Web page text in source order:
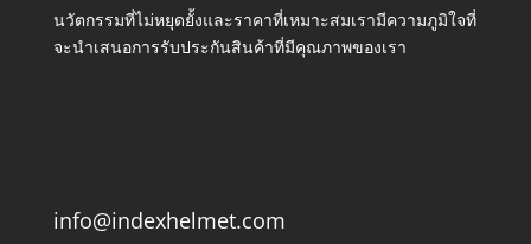
นวัตกรรมที่ไม่หยุดยั้งและราคาที่เหมาะสมเรามีความภูมิใจที่
จะนำเสนอการรับประกันสินค้าที่มีคุณภาพของเรา
info@indexhelmet.com